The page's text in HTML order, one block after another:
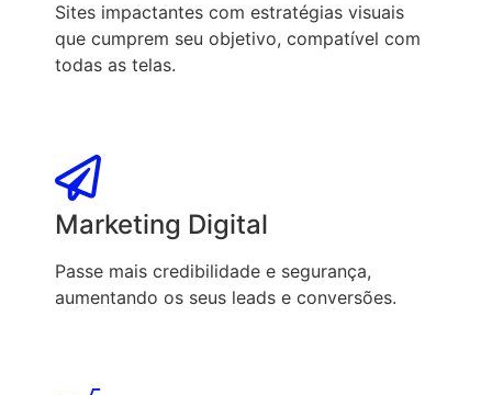
Sites impactantes com estratégias visuais
que cumprem seu objetivo, compatível com
todas as telas.
Marketing Digital
Passe mais credibilidade e segurança,
aumentando os seus leads e conversões.